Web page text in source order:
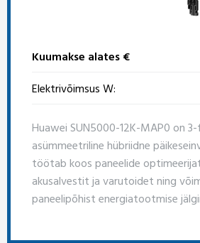
Kuumakse alates €
Elektrivõimsus W:
Huawei SUN5000-12K-MAP0 on
asümmeetriline hübriidne
töötab koos paneelide
akusalvestit ja varutoidet ning
paneelipõhist energiatootmise